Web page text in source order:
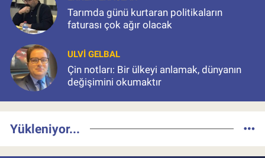
Tarımda günü kurtaran politikaların
faturası çok ağır olacak
ULVI GELBAL
Çin notları: Bir ülkeyi anlamak, dünyanın
değişimini okumaktır
Yükleniyor...